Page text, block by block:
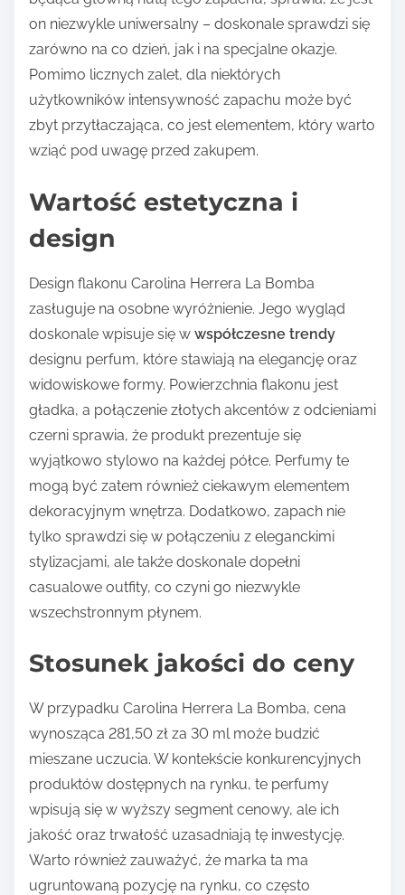
on niezwykle uniwersalny – doskonale sprawdzi się
zarówno na co dzień, jak i na specjalne okazje.
Pomimo licznych zalet, dla niektórych
użytkowników intensywność zapachu może być
zbyt przytłaczająca, co jest elementem, który warto
wziąć pod uwagę przed zakupem.
Wartość estetyczna i
design
Design flakonu Carolina Herrera La Bomba
zasługuje na osobne wyróżnienie. Jego wygląd
doskonale wpisuje się w współczesne trendy
designu perfum, które stawiają na elegancję oraz
widowiskowe formy. Powierzchnia flakonu jest
gładka, a połączenie złotych akcentów z odcieniami
czerni sprawia, że produkt prezentuje się
wyjątkowo stylowo na każdej półce. Perfumy te
mogą być zatem również ciekawym elementem
dekoracyjnym wnętrza. Dodatkowo, zapach nie
tylko sprawdzi się w połączeniu z eleganckimi
stylizacjami, ale także doskonale dopełni
casualowe outfity, co czyni go niezwykle
wszechstronnym płynem.
Stosunek jakości do ceny
W przypadku Carolina Herrera La Bomba, cena
wynosząca 281,50 zł za 30 ml może budzić
mieszane uczucia. W kontekście konkurencyjnych
produktów dostępnych na rynku, te perfumy
wpisują się w wyższy segment cenowy, ale ich
jakość oraz trwałość uzasadniają tę inwestycję.
Warto również zauważyć, że marka ta ma
ugruntowaną pozycję na rynku, co często